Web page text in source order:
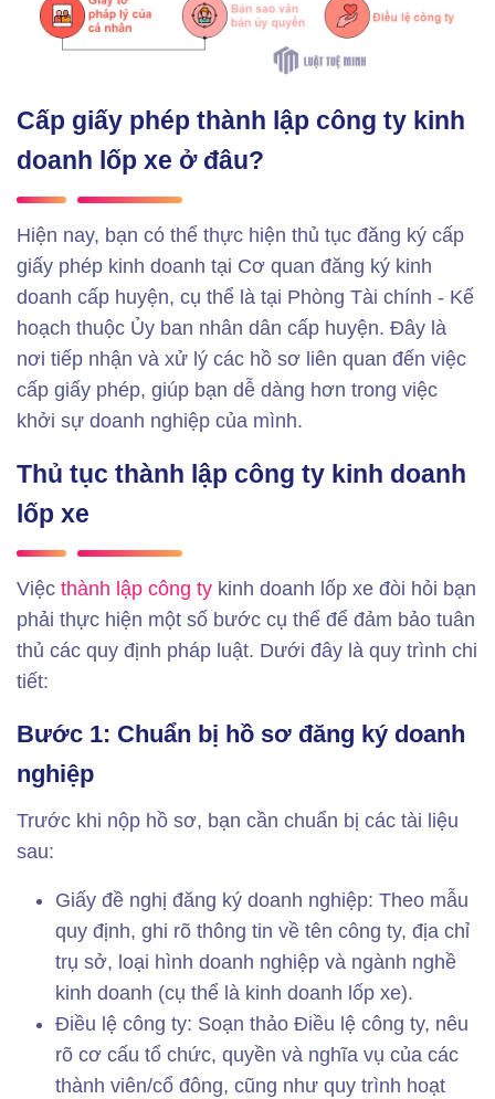
Cấp giấy phép thành lập công ty kinh
doanh lốp xe ở đâu?
Hiện nay, bạn có thể thực hiện thủ tục đăng ký cấp
giấy phép kinh doanh tại Cơ quan đăng ký kinh
doanh cấp huyện, cụ thể là tại Phòng Tài chính - Kế
hoạch thuộc Ủy ban nhân dân cấp huyện. Đây là
nơi tiếp nhận và xử lý các hồ sơ liên quan đến việc
cấp giấy phép, giúp bạn dễ dàng hơn trong việc
khởi sự doanh nghiệp của mình.
Thủ tục thành lập công ty kinh doanh
lốp xe
Việc thành lập công ty kinh doanh lốp xe đòi hỏi bạn
phải thực hiện một số bước cụ thể để đảm bảo tuân
thủ các quy định pháp luật. Dưới đây là quy trình chi
tiết:
Bước 1: Chuẩn bị hồ sơ đăng ký doanh
nghiệp
Trước khi nộp hồ sơ, bạn cần chuẩn bị các tài liệu
sau:
Giấy đề nghị đăng ký doanh nghiệp: Theo mẫu
quy định, ghi rõ thông tin về tên công ty, địa chỉ
trụ sở, loại hình doanh nghiệp và ngành nghề
kinh doanh (cụ thể là kinh doanh lốp xe).
Điều lệ công ty: Soạn thảo Điều lệ công ty, nêu
rõ cơ cấu tổ chức, quyền và nghĩa vụ của các
thành viên/cổ đông, cũng như quy trình hoạt